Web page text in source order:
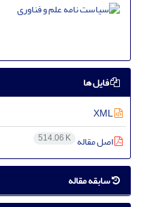
فایل ها
اصل مقاله 514.06 K
سابقه مقاله